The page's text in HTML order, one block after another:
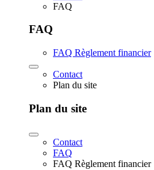
FAQ
FAQ
FAQ Règlement financier
Contact
Plan du site
Plan du site
Contact
FAQ
FAQ Règlement financier